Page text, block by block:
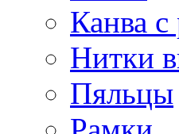
Канва
Нитки
Пяльцы